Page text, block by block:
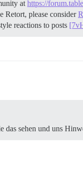
athttps://
Retort, please consider
reactions to posts
sehen und uns